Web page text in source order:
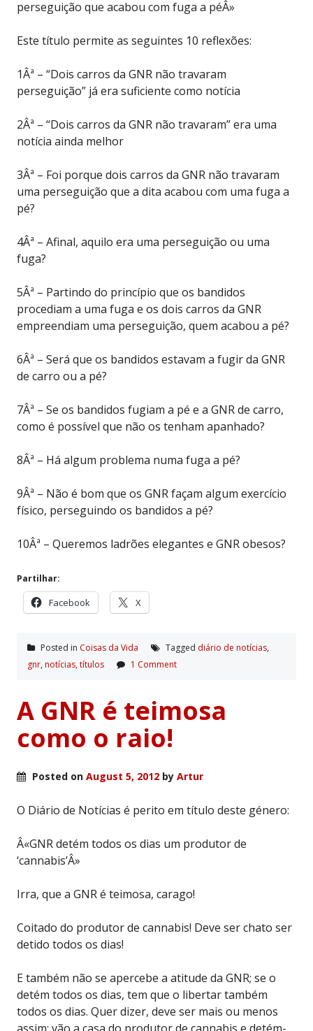
perseguição que acabou com fuga a péÂ»
Este título permite as seguintes 10 reflexões:
1Âª – “Dois carros da GNR não travaram
perseguição” já era suficiente como notícia
2Âª – “Dois carros da GNR não travaram” era uma
notícia ainda melhor
3Âª – Foi porque dois carros da GNR não travaram
uma perseguição que a dita acabou com uma fuga a
pé?
4Âª – Afinal, aquilo era uma perseguição ou uma
fuga?
5Âª – Partindo do princípio que os bandidos
procediam a uma fuga e os dois carros da GNR
empreendiam uma perseguição, quem acabou a pé?
6Âª – Será que os bandidos estavam a fugir da GNR
de carro ou a pé?
7Âª – Se os bandidos fugiam a pé e a GNR de carro,
como é possível que não os tenham apanhado?
8Âª – Há algum problema numa fuga a pé?
9Âª – Não é bom que os GNR façam algum exercício
físico, perseguindo os bandidos a pé?
10Âª – Queremos ladrões elegantes e GNR obesos?
Partilhar:
Facebook X
Posted in Coisas da Vida Tagged diário de notí­cias,
gnr, notí­cias, tí­tulos 1 Comment
A GNR é teimosa
como o raio!
Posted on August 5, 2012 by Artur
O Diário de Notícias é perito em título deste género:
Â«GNR detém todos os dias um produtor de
‘cannabis’Â»
Irra, que a GNR é teimosa, carago!
Coitado do produtor de cannabis! Deve ser chato ser
detido todos os dias!
E também não se apercebe a atitude da GNR; se o
detém todos os dias, tem que o libertar também
todos os dias. Quer dizer, deve ser mais ou menos
assim: vão a casa do produtor de cannabis e detém-